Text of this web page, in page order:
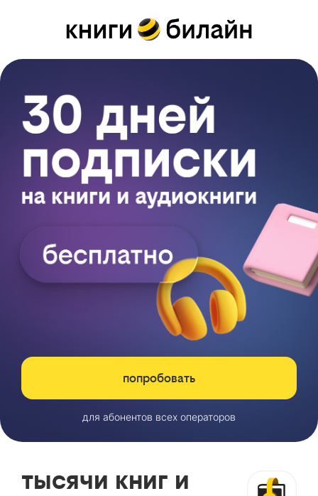
попробовать
для абонентов всех операторов
тысячи книг и